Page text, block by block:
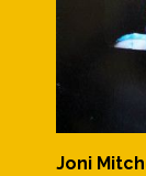
Joni